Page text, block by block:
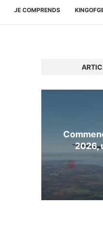
JE COMPRENDS
2026,